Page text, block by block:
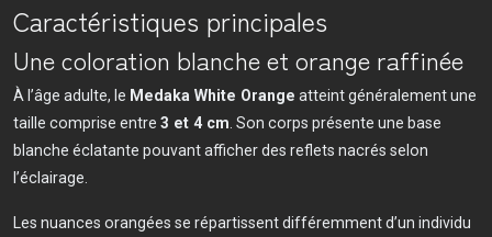
Caractéristiques principales
Une coloration blanche et orange raffinée
À l’âge adulte, le Medaka White Orange atteint généralement une
taille comprise entre 3 et 4 cm . Son corps présente une base
blanche éclatante pouvant afficher des reflets nacrés selon
l’éclairage.
Les nuances orangées se répartissent différemment d’un individu